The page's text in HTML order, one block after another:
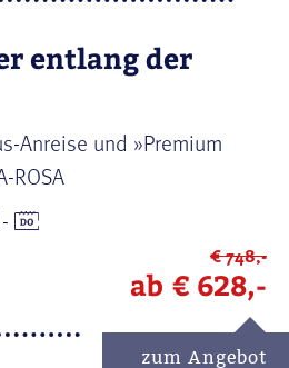
entlang der
Anreise und »Premium
ROSA
-
€ 748,-
ab € 628,-
zum Angebot